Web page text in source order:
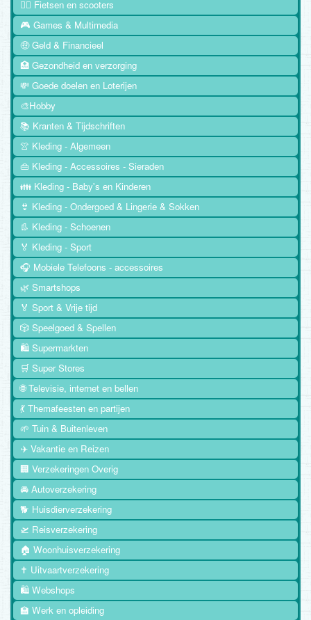
🚴‍♂️ Fietsen en scooters
🎮 Games & Multimedia
🤑 Geld & Financieel
🏥 Gezondheid en verzorging
💸 Goede doelen en Loterijen
🎨Hobby
📚 Kranten & Tijdschriften
👚 Kleding - Algemeen
👜 Kleding - Accessoires - Sieraden
👪 Kleding - Baby's en Kinderen
👙 Kleding - Ondergoed & Lingerie & Sokken
👢 Kleding - Schoenen
🏅 Kleding - Sport
🎧 Mobiele Telefoons - accessoires
🌿 Smartshops
🏅 Sport & Vrije tijd
🎲 Speelgoed & Spellen
🛍️ Supermarkten
🛒 Super Stores
🌐 Televisie, internet en bellen
💃 Themafeesten en partijen
🌱 Tuin & Buitenleven
✈️ Vakantie en Reizen
🏢 Verzekeringen Overig
🚘 Autoverzekering
🐕 Huisdierverzekering
🛫 Reisverzekering
🏠 Woonhuisverzekering
✝️ Uitvaartverzekering
🛍️ Webshops
🏫 Werk en opleiding